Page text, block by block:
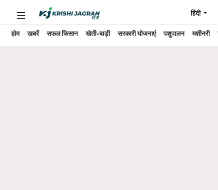
होम खबरें सफल किसान खेती-बाड़ी सरकारी योजनाएं पशुपालन मशीनरी
हिंदी